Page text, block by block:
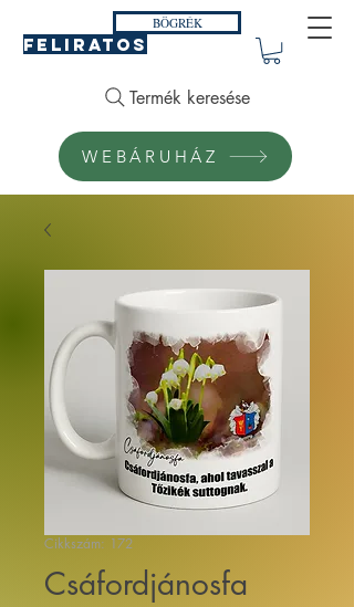
FELIRATOS
BÖGRÉK
Termék keresése
WEBÁRUHÁZ
Cikkszám: 172
Csáfordjánosfa